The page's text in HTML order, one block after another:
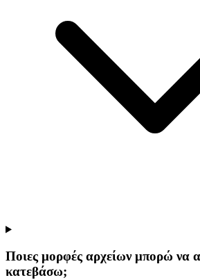
Ποιες μορφές αρχείων μπορώ να
κατεβάσω;